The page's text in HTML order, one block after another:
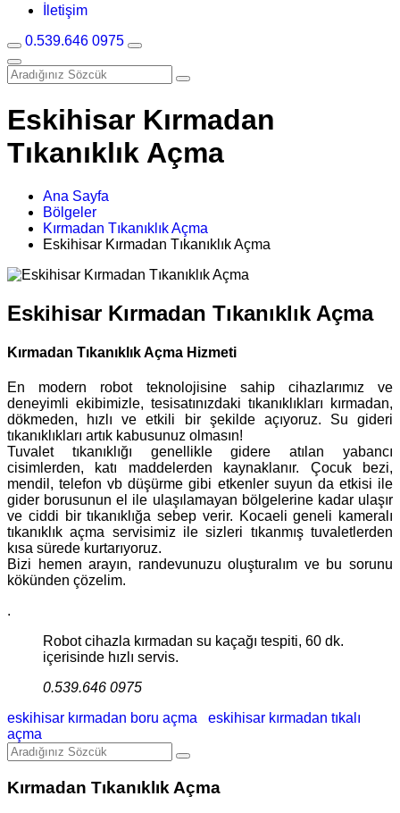
İletişim
0.539.646 0975
Eskihisar Kırmadan
Tıkanıklık Açma
Ana Sayfa
Bölgeler
Kırmadan Tıkanıklık Açma
Eskihisar Kırmadan Tıkanıklık Açma
Eskihisar Kırmadan Tıkanıklık Açma
Kırmadan Tıkanıklık Açma Hizmeti
En modern robot teknolojisine sahip cihazlarımız ve
deneyimli ekibimizle, tesisatınızdaki tıkanıklıkları kırmadan,
dökmeden, hızlı ve etkili bir şekilde açıyoruz. Su gideri
tıkanıklıkları artık kabusunuz olmasın!
Tuvalet tıkanıklığı genellikle gidere atılan yabancı
cisimlerden, katı maddelerden kaynaklanır. Çocuk bezi,
mendil, telefon vb düşürme gibi etkenler suyun da etkisi ile
gider borusunun el ile ulaşılamayan bölgelerine kadar ulaşır
ve ciddi bir tıkanıklığa sebep verir. Kocaeli geneli kameralı
tıkanıklık açma servisimiz ile sizleri tıkanmış tuvaletlerden
kısa sürede kurtarıyoruz.
Bizi hemen arayın, randevunuzu oluşturalım ve bu sorunu
kökünden çözelim.
.
Robot cihazla kırmadan su kaçağı tespiti, 60 dk.
içerisinde hızlı servis.
0.539.646 0975
eskihisar kırmadan boru açma
eskihisar kırmadan tıkalı
açma
Kırmadan Tıkanıklık Açma